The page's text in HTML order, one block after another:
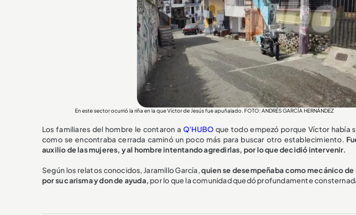
En este sector ocurrió la riña en la que Víctor de Jesús fue apuñalado. FOTO: ANDRÉS GARCÍA HERNÁNDEZ
Los familiares del hombre le contaron a Q’HUBO que todo empezó porque Víctor había
como se encontraba cerrada caminó un poco más para buscar otro establecimiento.
auxilio de las mujeres, y al hombre intentando agredirlas, por lo que decidió intervenir.
Según los relatos conocidos, Jaramillo García,quien se desempeñaba como mecánico
por su carisma y don de ayuda, por lo que la comunidad quedó profundamente